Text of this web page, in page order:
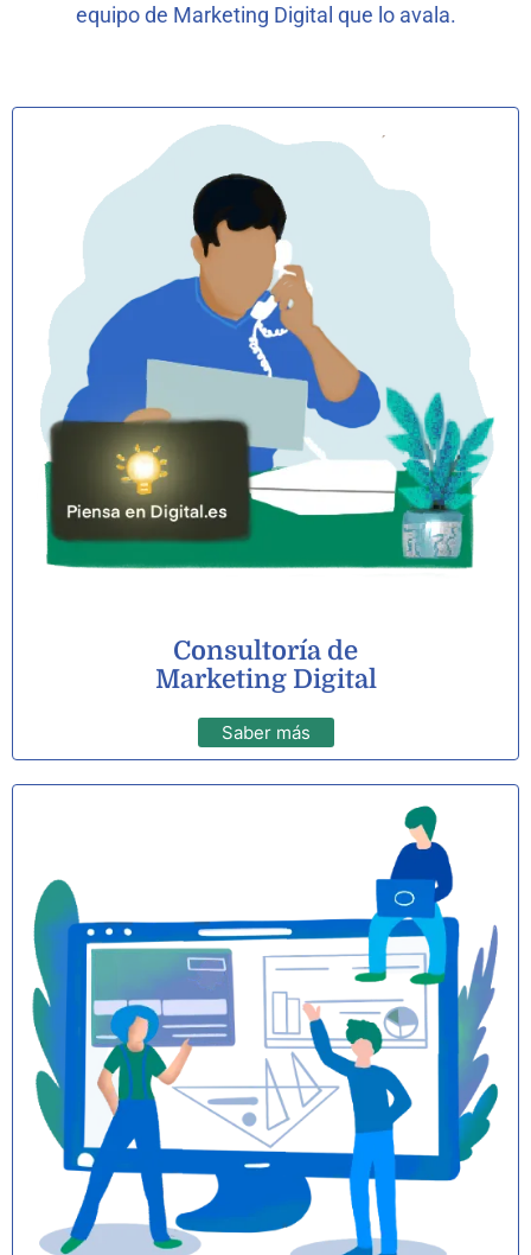
equipo de Marketing Digital que lo avala.
Consultoría de
Marketing Digital
Saber más